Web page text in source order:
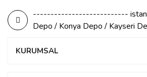
---------------------------
Depo / Konya Depo / Kayseri
KURUMSAL